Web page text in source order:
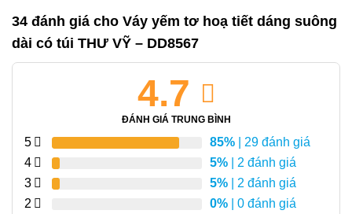
Túi sườn tiện lợi , giúp bạn vừa mặc đẹp vừa tiện dụng
Chất vải mát mẻ, thân thiện với làn da, thích hợp mặc cả
ngày dài không lo khó chịu.
phụ kiện, tạo nên thần thái riêng cho người mặc.
34 đánh giá cho Váy yếm tơ hoạ tiết dáng suông
dài có túi THƯ VỸ – DD8567
4.7
ĐÁNH GIÁ TRUNG BÌNH
5 85% | 29 đánh giá
4
5% | 2 đánh giá
3
5% | 2 đánh giá
2
0% | 0 đánh giá